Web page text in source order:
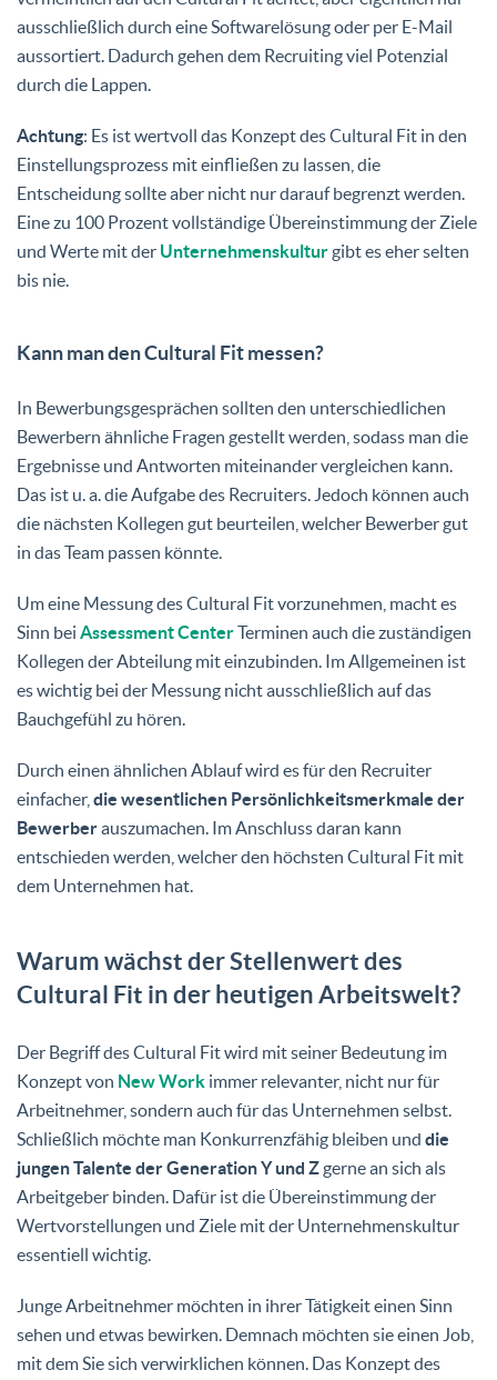
ausschließlich durch eine Softwarelösung oder per E-Mail
aussortiert. Dadurch gehen dem Recruiting viel Potenzial
durch die Lappen.
Achtung: Es ist wertvoll das Konzept des Cultural Fit in den
Einstellungsprozess mit einfließen zu lassen, die
Entscheidung sollte aber nicht nur darauf begrenzt werden.
Eine zu 100 Prozent vollständige Übereinstimmung der Ziele
und Werte mit der Unternehmenskulturgibt es eher selten
bis nie.
Kann man den Cultural Fit messen?
In Bewerbungsgesprächen sollten den unterschiedlichen
Bewerbern ähnliche Fragen gestellt werden, sodass man die
Ergebnisse und Antworten miteinander vergleichen kann.
Das ist u. a. die Aufgabe des Recruiters. Jedoch können auch
die nächsten Kollegen gut beurteilen, welcher Bewerber gut
in das Team passen könnte.
Um eine Messung des Cultural Fit vorzunehmen, macht es
Sinn bei Assessment CenterTerminen auch die zuständigen
Kollegen der Abteilung mit einzubinden. Im Allgemeinen ist
es wichtig bei der Messung nicht ausschließlich auf das
Bauchgefühl zu hören.
Durch einen ähnlichen Ablauf wird es für den Recruiter
einfacher, die wesentlichen Persönlichkeitsmerkmale der
Bewerberauszumachen. Im Anschluss daran kann
entschieden werden, welcher den höchsten Cultural Fit mit
dem Unternehmen hat.
Warum wächst der Stellenwert des
Cultural Fit in der heutigen Arbeitswelt?
Der Begriff des Cultural Fit wird mit seiner Bedeutung im
Konzept von New Work immer relevanter, nicht nur für
Arbeitnehmer, sondern auch für das Unternehmen selbst.
Schließlich möchte man Konkurrenzfähig bleiben und die
jungen Talente der Generation Y und Zgerne an sich als
Arbeitgeber binden. Dafür ist die Übereinstimmung der
Wertvorstellungen und Ziele mit der Unternehmenskultur
essentiell wichtig.
Junge Arbeitnehmer möchten in ihrer Tätigkeit einen Sinn
sehen und etwas bewirken. Demnach möchten sie einen Job,
mit dem Sie sich verwirklichen können. Das Konzept des